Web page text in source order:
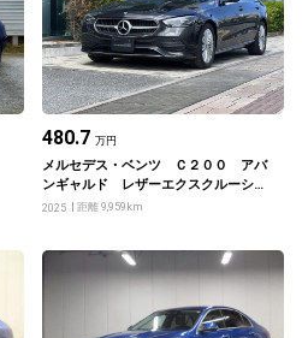
480.7 万円
メルセデス・ベンツ Ｃ２００ アバ
ンギャルド レザーエクスクルーシブ
パッケージ
2025 距離 9,959km